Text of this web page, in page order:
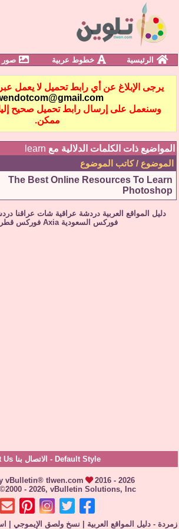
الرئيسية خطوط عربية صور
يرجى الإبلاغ عن أي رابط تحميل لا يعمل عبر
وسنعمل على إرسال رابط تحميل صحيح
ممكن.
المواضيع ذات الكلمات الدلالية مع learn
الموضوع / كاتب الموضوع
The Best Online Resources To Learn
Photoshop
دليل المواقع العربية دردشة عراقية شات عراقنا
فوركس السعودية Axia فوركس قطر
Default Style
- الاتصال بنا Contact Us
vBulletin® tlwen.com
2016 - 2026
- 2026, vBulletin Solutions, Inc.
زمردة - دليل المواقع العربية نسخ ولصق الإيموجي